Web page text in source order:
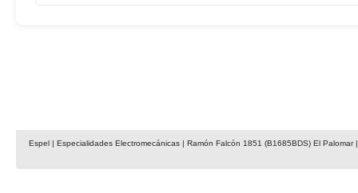
Espel | Especialidades Electromecánicas | Ramón Falcón 1851 (B1685BDS) El